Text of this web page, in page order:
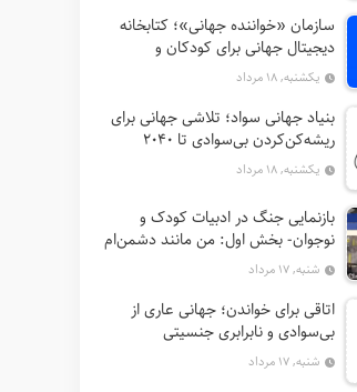
سازمان «خواننده جهانی»؛ کتابخانه
دیجیتال جهانی برای کودکان و
خانواده‌ها
یکشنبه, ۱۸ مرداد
بنیاد جهانی سواد؛ تلاشی جهانی برای
ریشه‌کن‌کردن بی‌سوادی تا ۲۰۴۰
یکشنبه, ۱۸ مرداد
بازنمایی جنگ در ادبیات کودک و
نوجوان- بخش اول: من مانند دشمن‌ام
نیستم!
شنبه, ۱۷ مرداد
اتاقی برای خواندن؛ جهانی عاری از
بی‌سوادی و نابرابری جنسیتی
شنبه, ۱۷ مرداد